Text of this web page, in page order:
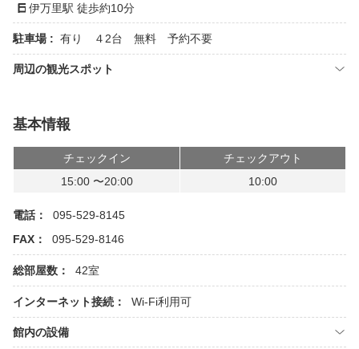
伊万里駅 徒歩約10分
駐車場 : 有り ４2台 無料 予約不要
周辺の観光スポット
基本情報
チェックイン
チェックアウト
15:00 〜20:00
10:00
電話：
095-529-8145
FAX：
095-529-8146
総部屋数： 42室
インターネット接続： Wi-Fi利用可
館内の設備